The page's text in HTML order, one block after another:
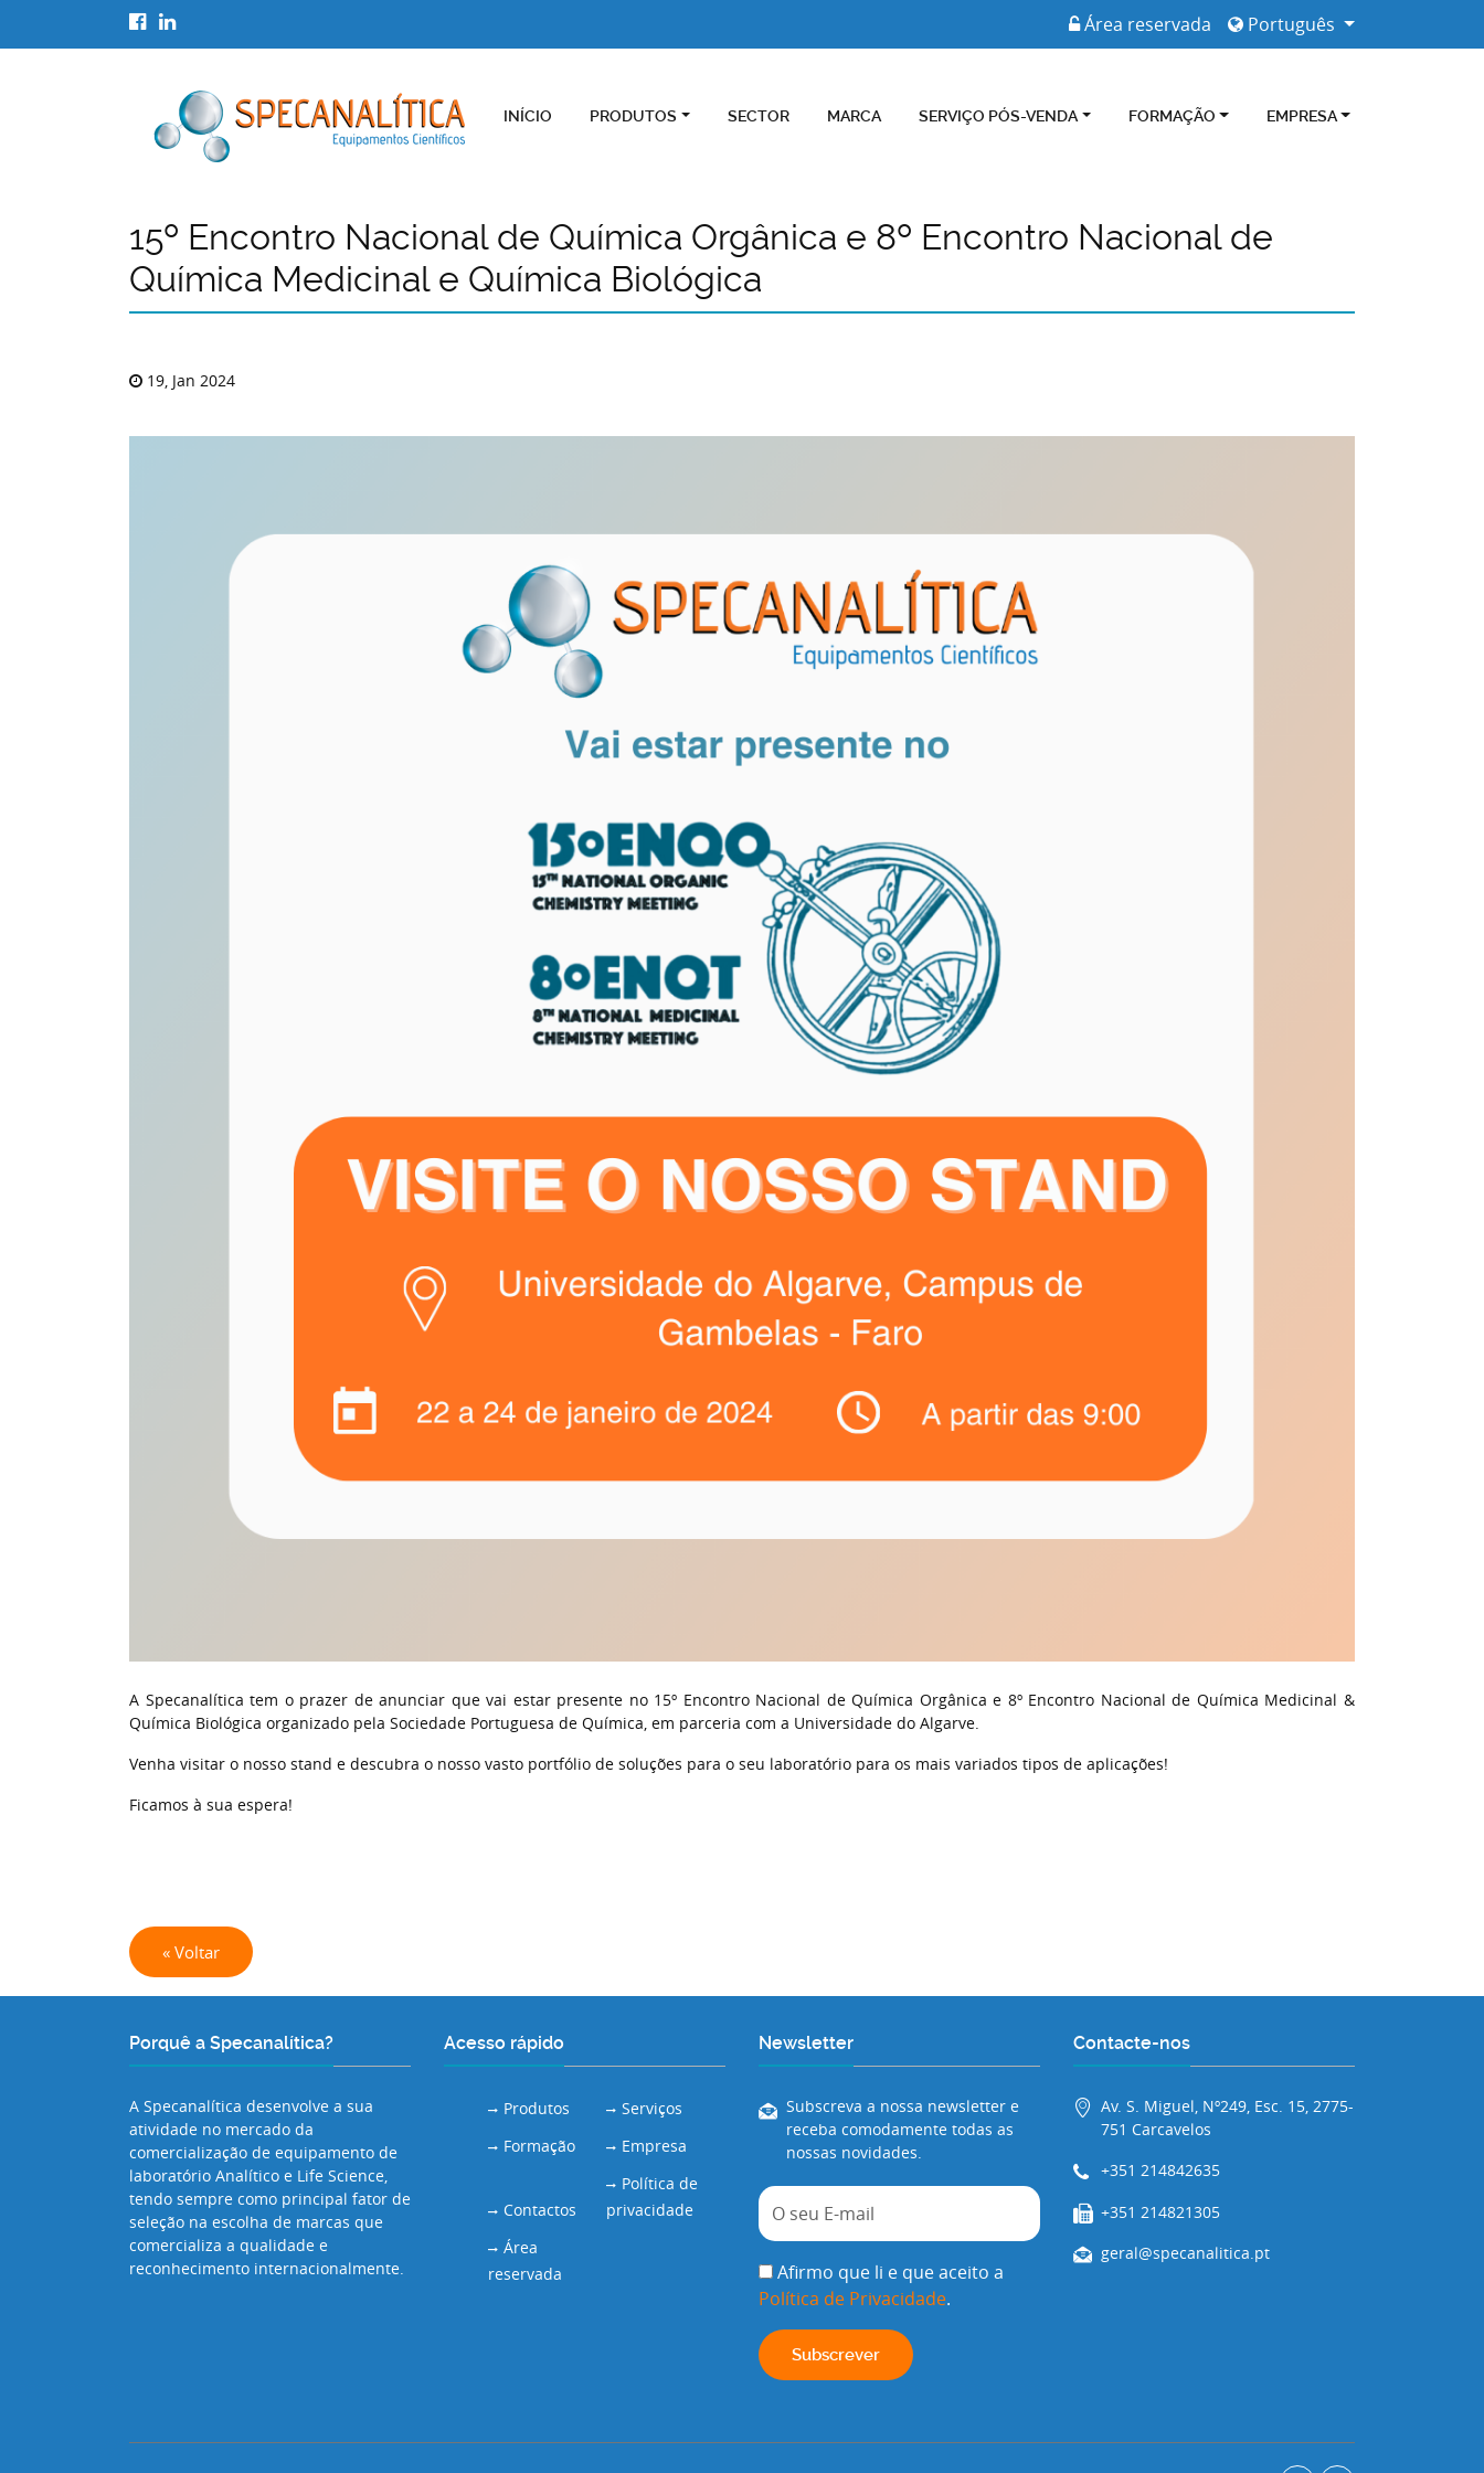
Português
Área reservada
INÍCIO PRODUTOS SECTOR MARCA SERVIÇO PÓS-VENDA FORMAÇÃO EMPRESA
15º Encontro Nacional de Química Orgânica e 8º Encontro Nacional de
Química Medicinal e Química Biológica
19, Jan 2024
A Specanalítica tem o prazer de anunciar que vai estar presente no 15º Encontro Nacional de Química Orgânica e 8º Encontro Nacional de Química Medicinal &
Química Biológica organizado pela Sociedade Portuguesa de Química, em parceria com a Universidade do Algarve.
Venha visitar o nosso stand e descubra o nosso vasto portfólio de soluções para o seu laboratório para os mais variados tipos de aplicações!
Ficamos à sua espera!
« Voltar
Porquê a Specanalítica?
A Specanalítica desenvolve a sua
atividade no mercado da
comercialização de equipamento de
laboratório Analítico e Life Science,
tendo sempre como principal fator de
seleção na escolha de marcas que
comercializa a qualidade e
reconhecimento internacionalmente.
Acesso rápido
Produtos
Serviços
Formação
Empresa
Contactos
Política de
privacidade
Área
reservada
Newsletter
Subscreva a nossa newsletter e
receba comodamente todas as
nossas novidades.
Afirmo que li e que aceito a
Política de Privacidade.
Contacte-nos
Av. S. Miguel, Nº249, Esc. 15, 2775-
751 Carcavelos
+351 214842635
+351 214821305
geral@specanalitica.pt